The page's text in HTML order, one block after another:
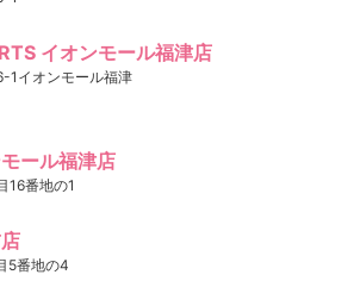
イオンモール福津店
1イオンモール福津
ール福津店
16番地の1
5番地の4